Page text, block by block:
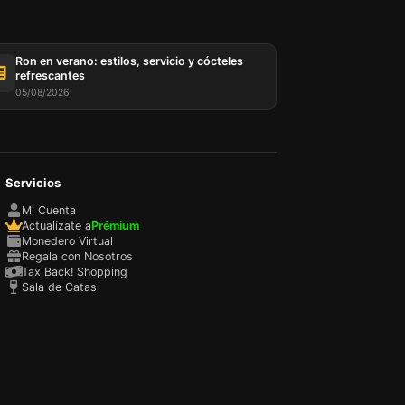
Ron en verano: estilos, servicio y cócteles
refrescantes
05/08/2026
Servicios
Mi Cuenta
Actualízate aPrémium
Monedero Virtual
Regala con Nosotros
Tax Back! Shopping
Sala de Catas
y